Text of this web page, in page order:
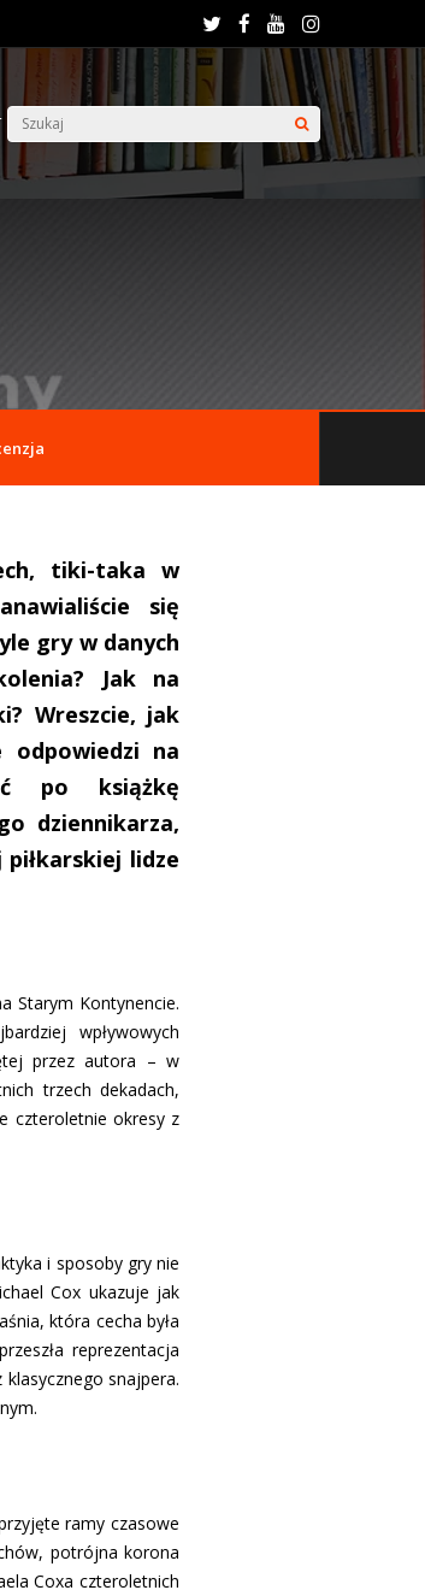
tiki-taka w
się
gry w danych
Jak na
Wreszcie, jak
odpowiedzi na
po książkę
dziennikarza,
lidze
Starym Kontynencie.
wpływowych
przez autora – w
trzech dekadach,
czteroletnie okresy z
i sposoby gry nie
Cox ukazuje jak
która cecha była
reprezentacja
snajpera.
ramy czasowe
potrójna korona
Coxa czteroletnich